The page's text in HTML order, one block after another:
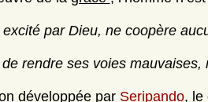
par Dieu, ne coopère
de rendre ses voies
développée par Seripando, le